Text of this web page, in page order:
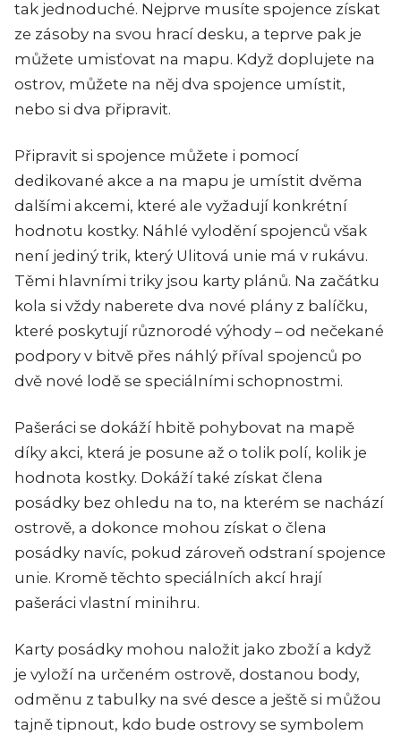
tak jednoduché. Nejprve musíte spojence získat
ze zásoby na svou hrací desku, a teprve pak je
můžete umisťovat na mapu. Když doplujete na
ostrov, můžete na něj dva spojence umístit,
nebo si dva připravit.
Připravit si spojence můžete i pomocí
dedikované akce a na mapu je umístit dvěma
dalšími akcemi, které ale vyžadují konkrétní
hodnotu kostky. Náhlé vylodění spojenců však
není jediný trik, který Ulitová unie má v rukávu.
Těmi hlavními triky jsou karty plánů. Na začátku
kola si vždy naberete dva nové plány z balíčku,
které poskytují různorodé výhody – od nečekané
podpory v bitvě přes náhlý příval spojenců po
dvě nové lodě se speciálními schopnostmi.
Pašeráci se dokáží hbitě pohybovat na mapě
díky akci, která je posune až o tolik polí, kolik je
hodnota kostky. Dokáží také získat člena
posádky bez ohledu na to, na kterém se nachází
ostrově, a dokonce mohou získat o člena
posádky navíc, pokud zároveň odstraní spojence
unie. Kromě těchto speciálních akcí hrají
pašeráci vlastní minihru.
Karty posádky mohou naložit jako zboží a když
je vyloží na určeném ostrově, dostanou body,
odměnu z tabulky na své desce a ještě si můžou
tajně tipnout, kdo bude ostrovy se symbolem